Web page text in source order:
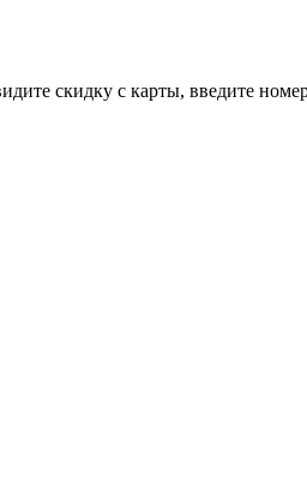
скидку с карты, введите